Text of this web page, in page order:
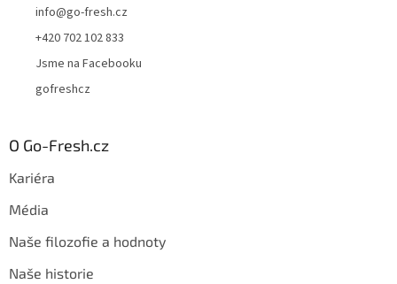
info@go-fresh.cz
+420 702 102 833
Jsme na Facebooku
gofreshcz
O Go-Fresh.cz
Kariéra
Média
Naše filozofie a hodnoty
Naše historie